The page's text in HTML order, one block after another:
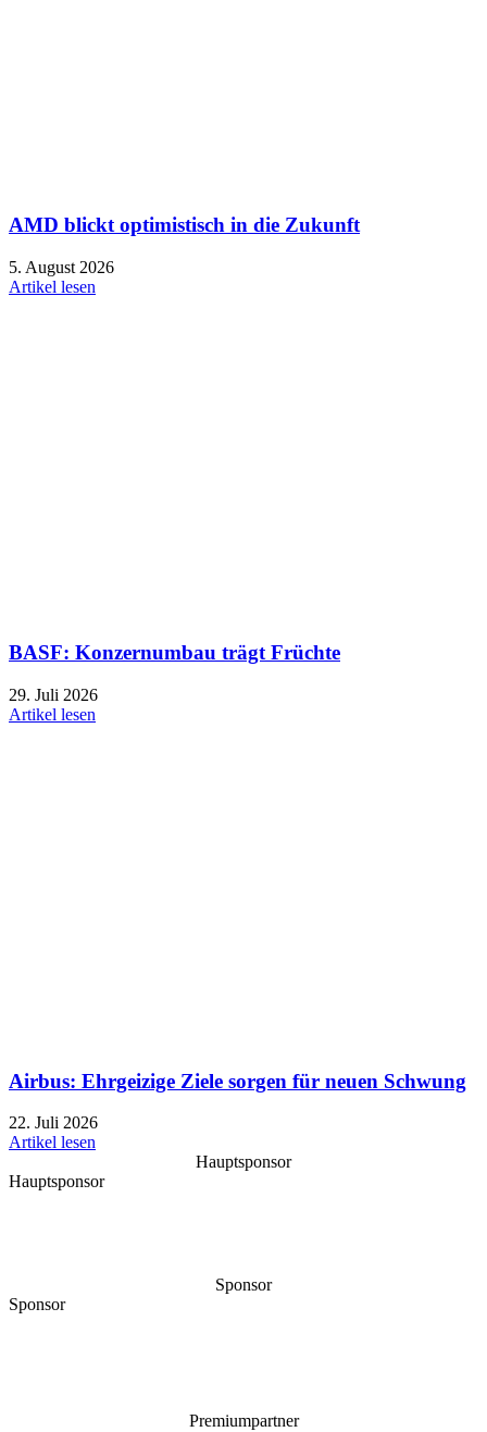
AMD blickt optimistisch in die Zukunft
5. August 2026
Artikel lesen
BASF: Konzernumbau trägt Früchte
29. Juli 2026
Artikel lesen
Airbus: Ehrgeizige Ziele sorgen für neuen Schwung
22. Juli 2026
Artikel lesen
Hauptsponsor
Hauptsponsor
Sponsor
Sponsor
Premiumpartner